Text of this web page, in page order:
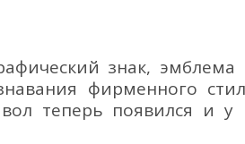
знак,
фирменного
теперь появился и у